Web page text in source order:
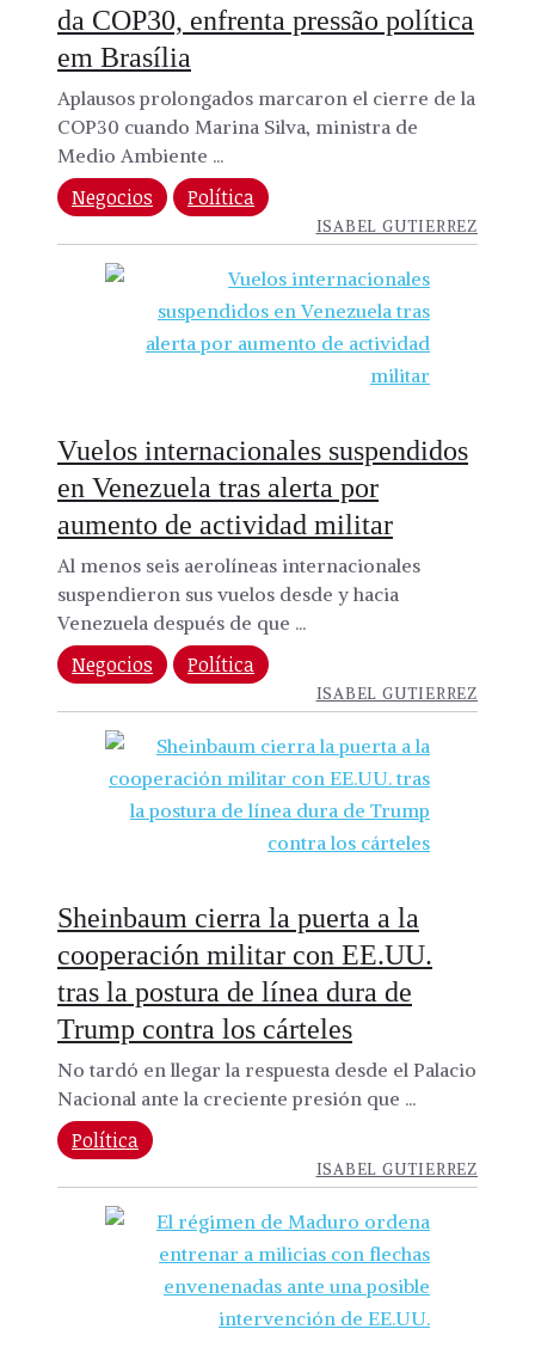
da COP30, enfrenta pressão política
em Brasília
Aplausos prolongados marcaron el cierre de la
COP30 cuando Marina Silva, ministra de
Medio Ambiente ...
Negocios Política
ISABEL GUTIERREZ
Vuelos internacionales suspendidos
en Venezuela tras alerta por
aumento de actividad militar
Al menos seis aerolíneas internacionales
suspendieron sus vuelos desde y hacia
Venezuela después de que ...
Negocios Política
ISABEL GUTIERREZ
Sheinbaum cierra la puerta a la
cooperación militar con EE.UU.
tras la postura de línea dura de
Trump contra los cárteles
No tardó en llegar la respuesta desde el Palacio
Nacional ante la creciente presión que ...
Política
ISABEL GUTIERREZ